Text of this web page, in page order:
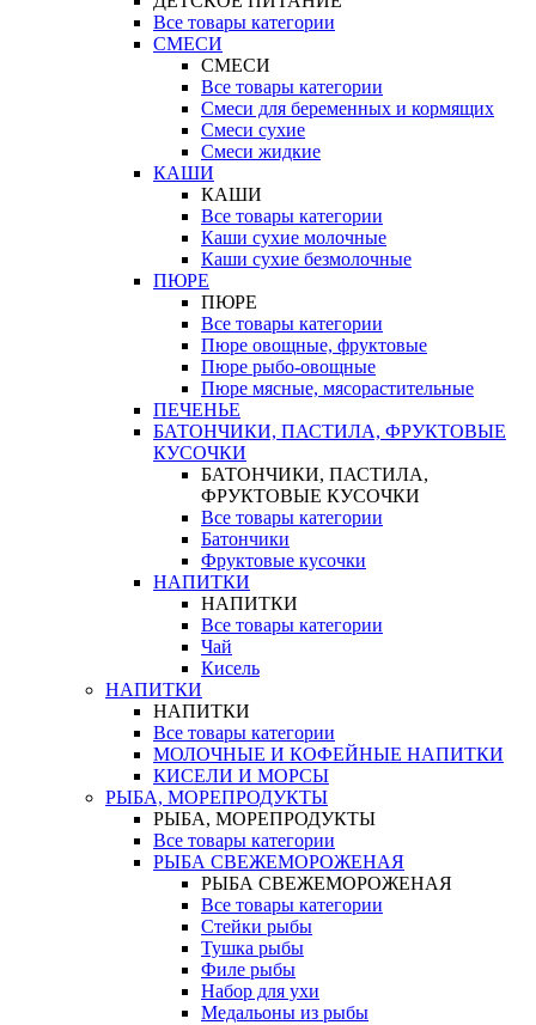
Все товары категории
СМЕСИ
СМЕСИ
Все товары категории
Смеси для беременных и кормящих
Смеси сухие
Смеси жидкие
КАШИ
КАШИ
Все товары категории
Каши сухие молочные
Каши сухие безмолочные
ПЮРЕ
ПЮРЕ
Все товары категории
Пюре овощные, фруктовые
Пюре рыбо-овощные
Пюре мясные, мясорастительные
ПЕЧЕНЬЕ
БАТОНЧИКИ, ПАСТИЛА, ФРУКТОВЫЕ
КУСОЧКИ
БАТОНЧИКИ, ПАСТИЛА,
ФРУКТОВЫЕ КУСОЧКИ
Все товары категории
Батончики
Фруктовые кусочки
НАПИТКИ
НАПИТКИ
Все товары категории
Чай
Кисель
НАПИТКИ
НАПИТКИ
Все товары категории
МОЛОЧНЫЕ И КОФЕЙНЫЕ НАПИТКИ
КИСЕЛИ И МОРСЫ
РЫБА, МОРЕПРОДУКТЫ
РЫБА, МОРЕПРОДУКТЫ
Все товары категории
РЫБА СВЕЖЕМОРОЖЕНАЯ
РЫБА СВЕЖЕМОРОЖЕНАЯ
Все товары категории
Стейки рыбы
Тушка рыбы
Филе рыбы
Набор для ухи
Медальоны из рыбы